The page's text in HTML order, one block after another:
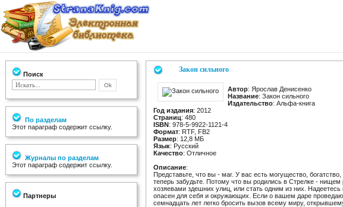
Поиск
По разделам
Этот параграф содержит ссылку.
Журналы по разделам
Этот параграф содержит ссылку.
Партнеры
Закон сильного
Автор: Ярослав Денисенко
Название: Закон сильного
Издательство: Альфа-книга
Год издания: 2012
Страниц: 480
ISBN: 978-5-9922-1121-4
Формат: RTF, FB2
Размер: 12,8 МБ
Язык: Русский
Качество: Отличное
Описание:
Представьте, что вы - маг. У вас есть могущество,
теперь забудьте. Потому что вы родились в Стрелке - нищем
хозяевами здешних улиц, или стать одним из них.
опасен для себя и окружающих. Если о вашем даре
семнадцать лет легко бросить вызов всему миру,